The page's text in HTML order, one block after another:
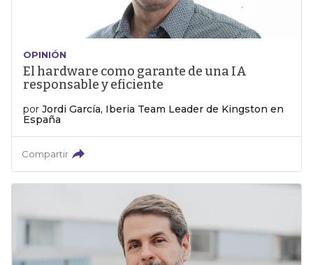
OPINIÓN
El hardware como garante de una IA
responsable y eficiente
por Jordi García, Iberia Team Leader de Kingston en
España
Compartir